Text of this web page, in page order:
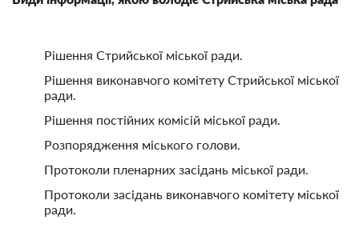
Рішення Стрийської міської ради.
Рішення виконавчого комітету Стрийської міської
ради.
Рішення постійних комісій міської ради.
Розпорядження міського голови.
Протоколи пленарних засідань міської ради.
Протоколи засідань виконавчого комітету міської
ради.